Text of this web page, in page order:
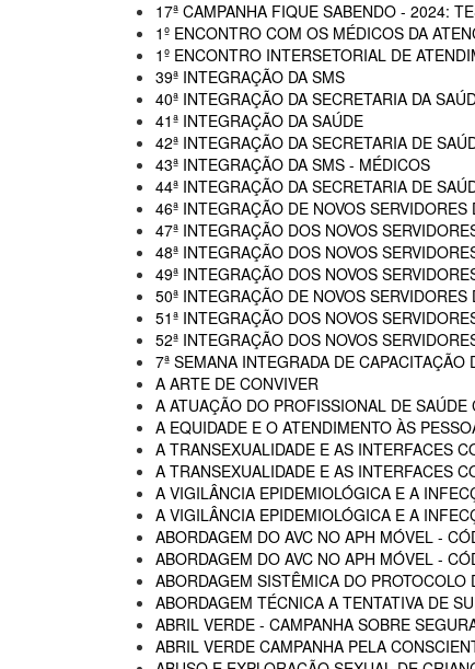
17ª CAMPANHA FIQUE SABENDO - 2024:
1º ENCONTRO COM OS MÉDICOS DA
1º ENCONTRO INTERSETORIAL DE
39ª INTEGRAÇÃO DA SMS
40ª INTEGRAÇÃO DA SECRETARIA DA
41ª INTEGRAÇÃO DA SAÚDE
42ª INTEGRAÇÃO DA SECRETARIA DE
43ª INTEGRAÇÃO DA SMS - MÉDICOS
44ª INTEGRAÇÃO DA SECRETARIA DE
46ª INTEGRAÇÃO DE NOVOS SERVIDORES
47ª INTEGRAÇÃO DOS NOVOS
48ª INTEGRAÇÃO DOS NOVOS
49ª INTEGRAÇÃO DOS NOVOS
50ª INTEGRAÇÃO DE NOVOS
51ª INTEGRAÇÃO DOS NOVOS
52ª INTEGRAÇÃO DOS NOVOS
7ª SEMANA INTEGRADA DE CAPACITAÇÃO
A ARTE DE CONVIVER
A ATUAÇÃO DO PROFISSIONAL DE
A EQUIDADE E O ATENDIMENTO ÀS
A TRANSEXUALIDADE E AS INTERFACES
A TRANSEXUALIDADE E AS INTERFACES
A VIGILÂNCIA EPIDEMIOLÓGICA E A
A VIGILÂNCIA EPIDEMIOLÓGICA E A
ABORDAGEM DO AVC NO APH MÓVEL -
ABORDAGEM DO AVC NO APH MÓVEL -
ABORDAGEM SISTÊMICA DO
ABORDAGEM TÉCNICA A TENTATIVA DE
ABRIL VERDE - CAMPANHA SOBRE
ABRIL VERDE CAMPANHA PELA